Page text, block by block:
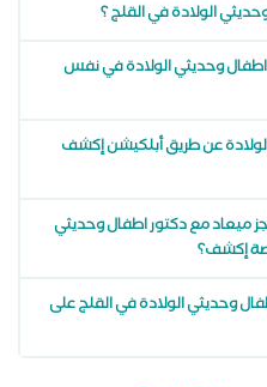
الولادة في القلج ؟
اطفال وحديثي الولادة في نفس
عن طريق أبلكيشن إكشف
ميعاد مع دكتور اطفال وحديثي
إكشف؟
وحديثي الولادة في القلج على